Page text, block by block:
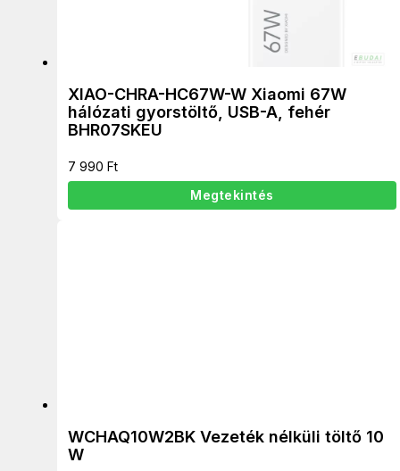
XIAO-CHRA-HC67W-W Xiaomi 67W
hálózati gyorstöltő, USB-A, fehér
BHR07SKEU
7 990 Ft
Megtekintés
WCHAQ10W2BK Vezeték nélküli töltő 10
W